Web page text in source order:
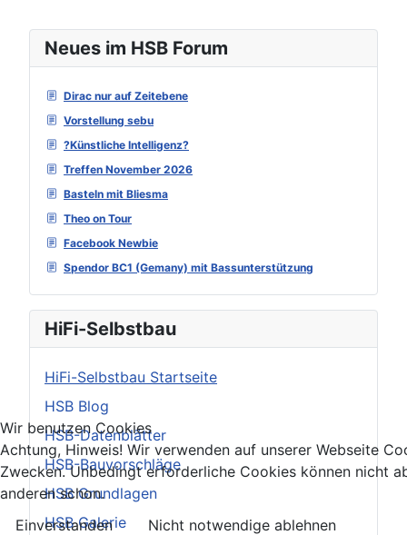
Neues im HSB Forum
Dirac nur auf Zeitebene
Vorstellung sebu
?Künstliche Intelligenz?
Treffen November 2026
Basteln mit Bliesma
Theo on Tour
Facebook Newbie
Spendor BC1 (Gemany) mit Bassunterstützung
HiFi-Selbstbau
HiFi-Selbstbau Startseite
HSB Blog
HSB-Datenblätter
HSB-Bauvorschläge
HSB Grundlagen
HSB Galerie
Wir benutzen Cookies
Achtung, Hinweis! Wir verwenden auf unserer Webseite
Zwecken. Unbedingt erforderliche Cookies können nicht
anderen schon.
Einverstanden
Nicht notwendige ablehnen